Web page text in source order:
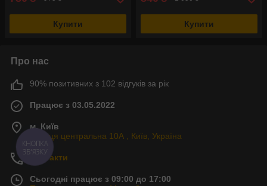
Купити Купити
Про нас
90% позитивних з 102 відгуків за рік
Працює з 03.05.2022
м. Київ
Вулиця центральна 10А , Київ, Україна
Контакти
Сьогодні працює з 09:00 до 17:00
КНОПКА
ЗВ'ЯЗКУ